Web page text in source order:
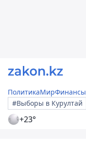
ПолитикаМирФинансы
#Выборы в Курултай
+23°